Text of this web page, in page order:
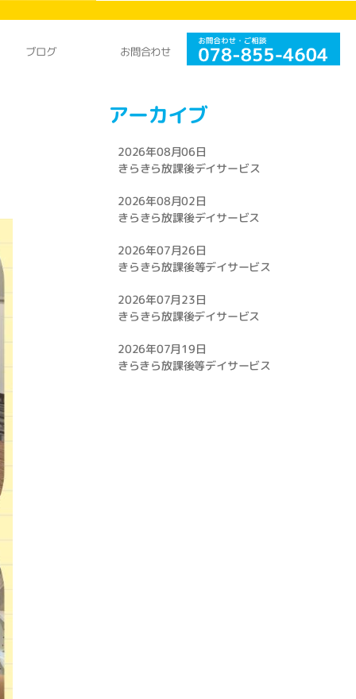
ブログ お問合わせ
アーカイブ
2026年08月06日
きらきら放課後デイサービス
2026年08月02日
きらきら放課後デイサービス
2026年07月26日
きらきら放課後等デイサービス
2026年07月23日
きらきら放課後デイサービス
2026年07月19日
きらきら放課後等デイサービス